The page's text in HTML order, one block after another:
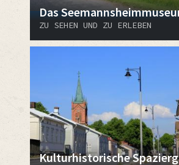
Das
ZU SEHEN UND ZU ERLEBEN
Kulturhistorische